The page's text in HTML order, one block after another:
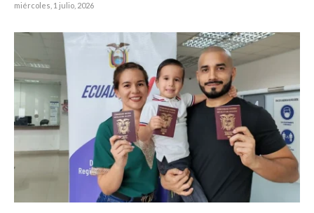
miércoles, 1 julio, 2026